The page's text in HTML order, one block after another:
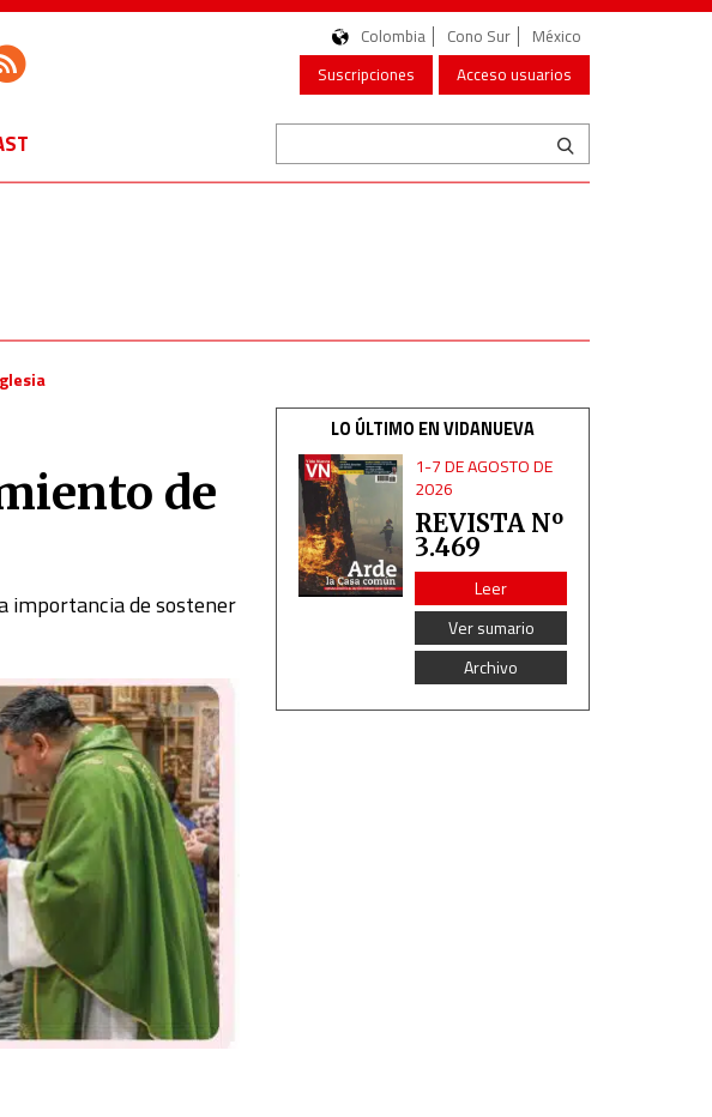
Colombia Cono Sur
México
Suscripciones
Acceso usuarios
de
importancia de sostener
LO ÚLTIMO EN VIDANUEVA
1-7 DE AGOSTO DE
2026
REVISTA Nº
3.469
Leer
Ver sumario
Archivo